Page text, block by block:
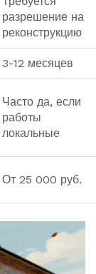
разрешение на
реконструкцию
3-12 месяцев
Часто да, если
работы
локальные
От 25 000 руб.